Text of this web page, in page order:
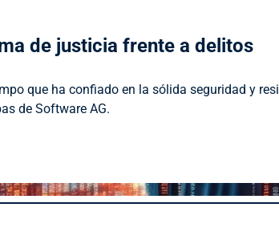
de justicia frente a delitos
que ha confiado en la sólida seguridad y
de Software AG.